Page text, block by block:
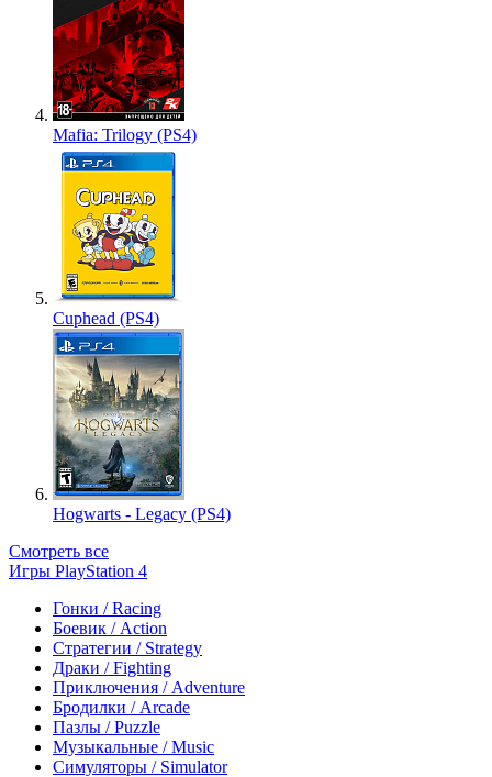
Mafia: Trilogy (PS4)
Cuphead (PS4)
Hogwarts - Legacy (PS4)
Смотреть все
Игры PlayStation 4
Гонки / Racing
Боевик / Action
Стратегии / Strategy
Драки / Fighting
Приключения / Adventure
Бродилки / Arcade
Пазлы / Puzzle
Музыкальные / Music
Симуляторы / Simulator